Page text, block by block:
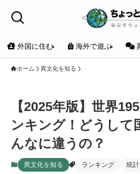
外国に住む 海外で遊ぶ
ホーム 異文化を知る
【2025年版】世界
ンキング！どうして
んなに違うの？
異文化を知る ランキング 統計